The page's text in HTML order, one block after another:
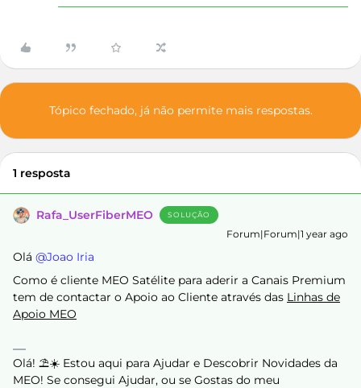
Tópico fechado, já não permite mais respostas.
1 resposta
Rafa_UserFiberMEO SOLUÇÃO
Forum|Forum|1 year ago
Olá ​ @Joao Iria
Como é cliente MEO Satélite para aderir a Canais Premium
tem de contactar o Apoio ao Cliente através das Linhas de
Apoio MEO
Olá! ⛱️☀️ Estou aqui para Ajudar e Descobrir Novidades da
MEO! Se consegui Ajudar, ou se Gostas do meu